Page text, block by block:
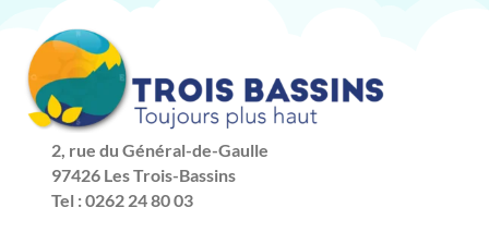
2, rue du Général-de-Gaulle
97426 Les Trois-Bassins
Tel : 0262 24 80 03